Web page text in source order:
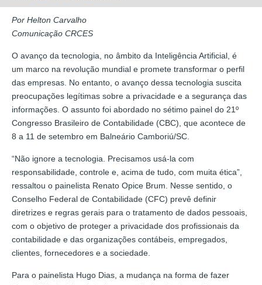
Por Helton Carvalho
Comunicação CRCES
O avanço da tecnologia, no âmbito da Inteligência Artificial, é
um marco na revolução mundial e promete transformar o perfil
das empresas. No entanto, o avanço dessa tecnologia suscita
preocupações legítimas sobre a privacidade e a segurança das
informações. O assunto foi abordado no sétimo painel do 21º
Congresso Brasileiro de Contabilidade (CBC), que acontece de
8 a 11 de setembro em Balneário Camboriú/SC.
“Não ignore a tecnologia. Precisamos usá-la com
responsabilidade, controle e, acima de tudo, com muita ética”,
ressaltou o painelista Renato Opice Brum. Nesse sentido, o
Conselho Federal de Contabilidade (CFC) prevê definir
diretrizes e regras gerais para o tratamento de dados pessoais,
com o objetivo de proteger a privacidade dos profissionais da
contabilidade e das organizações contábeis, empregados,
clientes, fornecedores e a sociedade.
Para o painelista Hugo Dias, a mudança na forma de fazer